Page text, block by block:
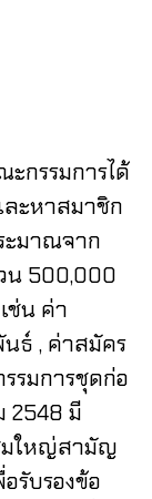
กรรมการได้
ละหาสมาชิก
ะมาณจาก
น 500,000
ช่น ค่า
นธ์ , ค่าสมัคร
รมการชุดก่อ
2548 มี
มใหญ่สามัญ
รับรองข้อ